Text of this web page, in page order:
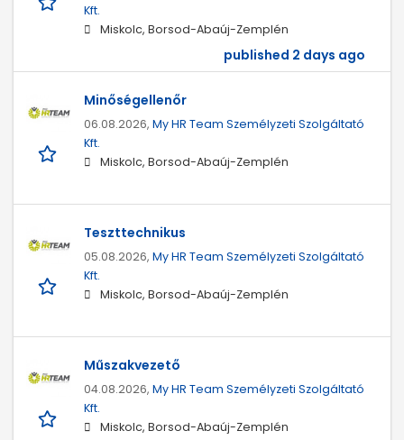
Kft.
Miskolc, Borsod-Abaúj-Zemplén
published 2 days ago
Minőségellenőr
06.08.2026, My HR Team Személyzeti Szolgáltató
Kft.
Miskolc, Borsod-Abaúj-Zemplén
Teszttechnikus
05.08.2026, My HR Team Személyzeti Szolgáltató
Kft.
Miskolc, Borsod-Abaúj-Zemplén
Műszakvezető
04.08.2026, My HR Team Személyzeti Szolgáltató
Kft.
Miskolc, Borsod-Abaúj-Zemplén